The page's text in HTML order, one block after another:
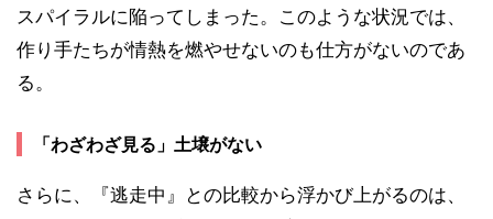
スパイラルに陥ってしまった。このような状況では、
作り手たちが情熱を燃やせないのも仕方がないのであ
る。
「わざわざ見る」土壌がない
さらに、『逃走中』との比較から浮かび上がるのは、